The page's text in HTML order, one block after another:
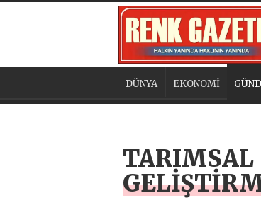
DÜNYA EKONOMİ